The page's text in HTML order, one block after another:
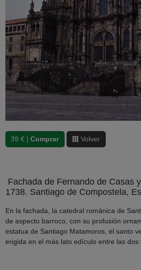
39 € | Comprar Volver
Fachada de Fernando de Casas
1738. Santiago de Compostela,
En la fachada, la catedral románica de
de aspecto barroco, con su profusión
estatua de Santiago Matamoros, el santo
erigida en el más lato edículo entre las dos